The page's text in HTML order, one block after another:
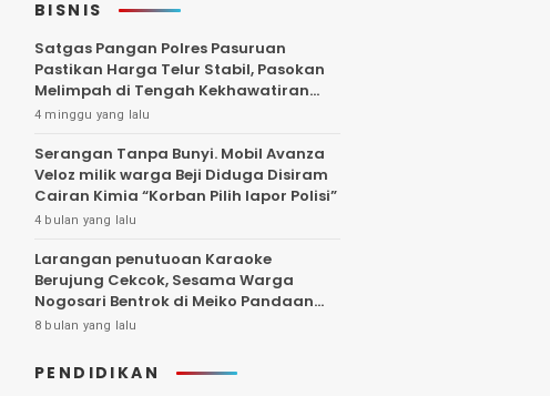
BISNIS
Satgas Pangan Polres Pasuruan
Pastikan Harga Telur Stabil, Pasokan
Melimpah di Tengah Kekhawatiran
Fluktuasi
4 minggu yang lalu
Serangan Tanpa Bunyi. Mobil Avanza
Veloz milik warga Beji Diduga Disiram
Cairan Kimia “Korban Pilih lapor Polisi”
4 bulan yang lalu
Larangan penutuoan Karaoke
Berujung Cekcok, Sesama Warga
Nogosari Bentrok di Meiko Pandaan
Hingga Larut Malam
8 bulan yang lalu
PENDIDIKAN